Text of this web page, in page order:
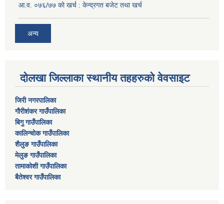
आ.व. ०७६/७७ को खर्च : केन्द्रगत बजेट तथा खर्च
अन्य
दोलखा जिल्लाका स्थानीय तहहरुको वेवसाइट
जिरी नगरपालिका
गौरीशंकर गाउँपालिका
बिगु गाउँपालिका
कालिन्चोक गाउँपालिका
शैलुङ गाउँपालिका
मेलुङ गाउँपालिका
तामाकोशी गाउँपालिका
बैतेश्वर गाउँपालिका